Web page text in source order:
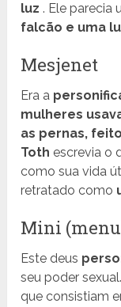
luz . Ele parecia
falcão e uma
Mesjenet
Era a
mulheres
as pernas,
Toth escrevia o
como sua vida
retratado como
Mini
Este deus
seu poder
que consistiam